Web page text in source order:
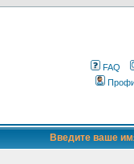
FAQ
Введите ваше